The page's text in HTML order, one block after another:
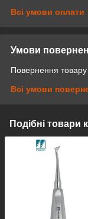
Всі умови оплати
Умови
Повернення
Всі умови
Подібні товари